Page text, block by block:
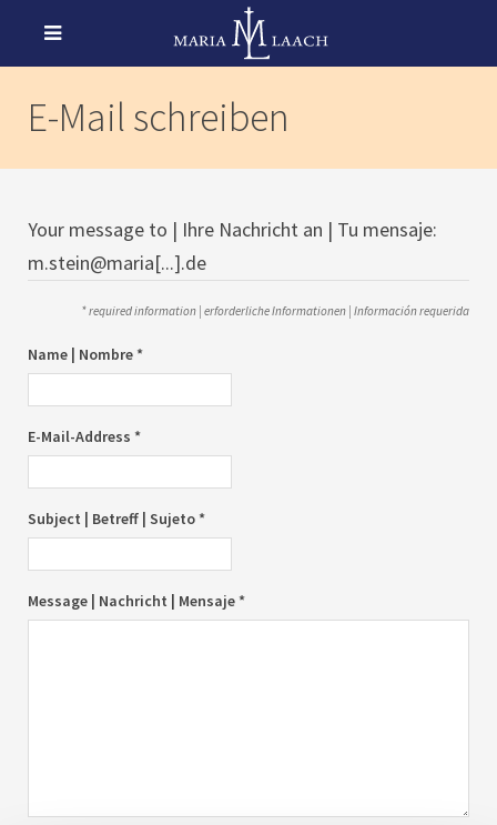
E-Mail schreiben
Your message to | Ihre Nachricht an | Tu mensaje:
m.stein@maria[...].de
* required information | erforderliche Informationen | Información requerida
Name | Nombre *
E-Mail-Address *
Subject | Betreff | Sujeto *
Message | Nachricht | Mensaje *